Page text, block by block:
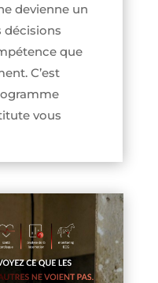
devienne un
décisions
que
C’est
vous